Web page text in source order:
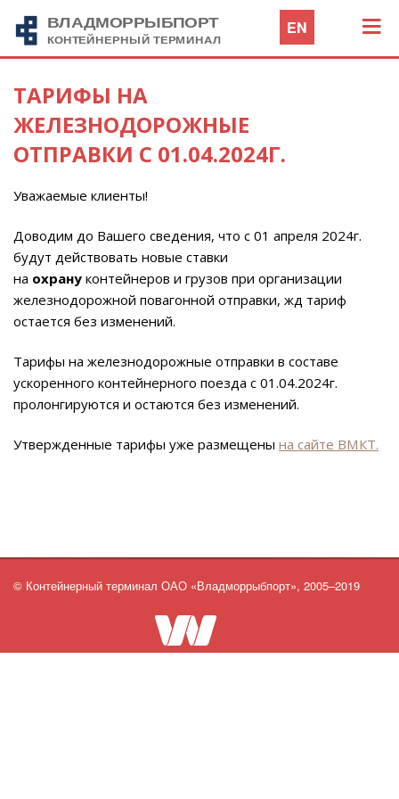
EN
ТАРИФЫ НА
ЖЕЛЕЗНОДОРОЖНЫЕ
ОТПРАВКИ С 01.04.2024Г.
Уважаемые клиенты!
Доводим до Вашего сведения, что с 01 апреля 2024г.
будут действовать новые ставки
на охрануконтейнеров и грузов при организации
железнодорожной повагонной отправки, жд тариф
остается без изменений.
Тарифы на железнодорожные отправки в составе
ускоренного контейнерного поезда с 01.04.2024г.
пролонгируются и остаются без изменений.
Утвержденные тарифы уже размещены на сайте ВМКТ.
© Контейнерный терминал ОАО «Владморрыбпорт», 2005–2019